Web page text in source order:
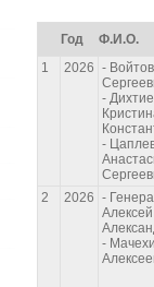
Год
Ф.И.О.
1
2026 -
-
-
2
2026 -
Алексей
-